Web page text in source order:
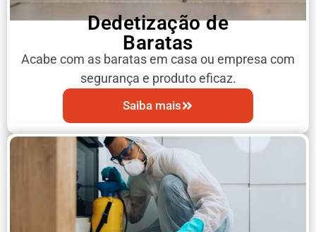
Dedetização de
Baratas
Acabe com as baratas em casa ou empresa com
segurança e produto eficaz.
Saiba mais